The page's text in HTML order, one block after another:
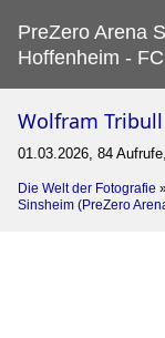
PreZero Arena
Hoffenheim -
Wolfram Tribull
01.03.2026, 84
Die Welt der Fotografie
Sinsheim (PreZero